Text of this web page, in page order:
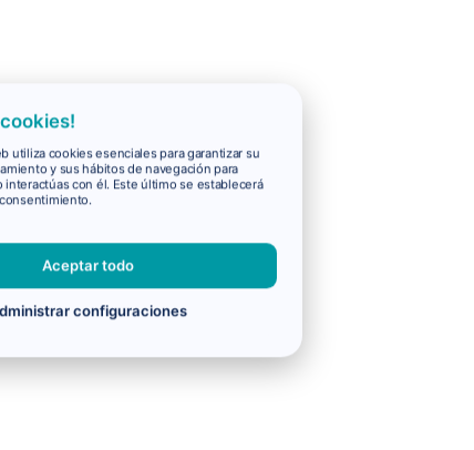
utiliza cookies esenciales para garantizar su
y sus hábitos de navegación para
interactúas con él. Este último se establecerá
Aceptar todo
configuraciones